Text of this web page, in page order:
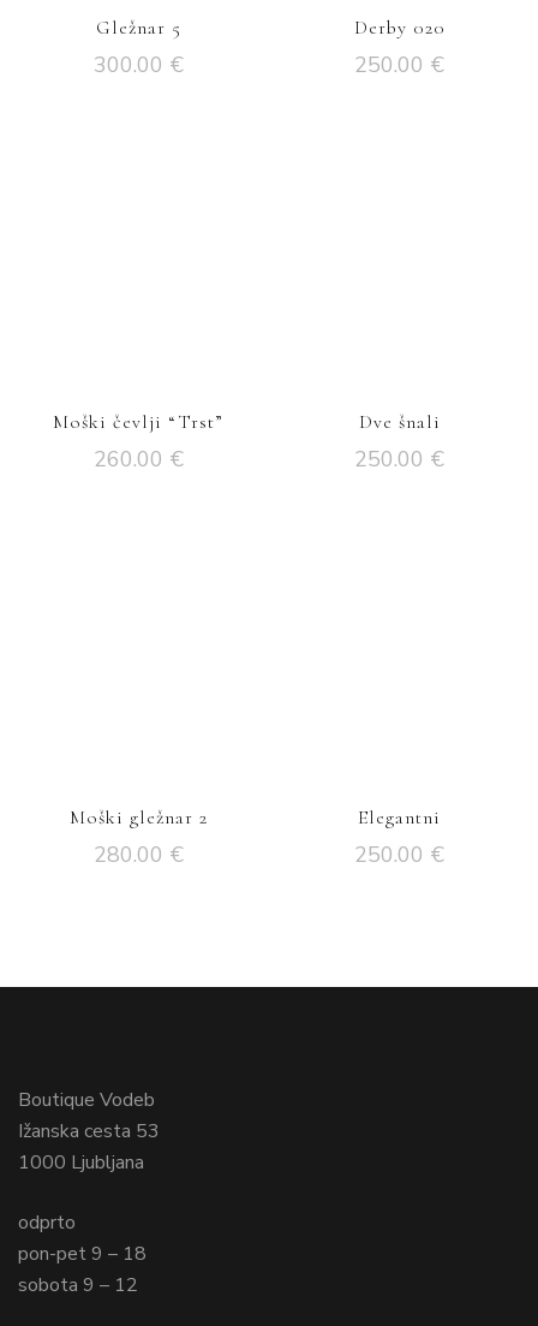
Gležnar 5
300.00 €
Derby 020
250.00 €
Moški čevlji “Trst”
260.00 €
Dve šnali
250.00 €
Moški gležnar 2
280.00 €
Elegantni
250.00 €
Boutique Vodeb
Ižanska cesta 53
1000 Ljubljana
odprto
pon-pet 9 – 18
sobota 9 – 12